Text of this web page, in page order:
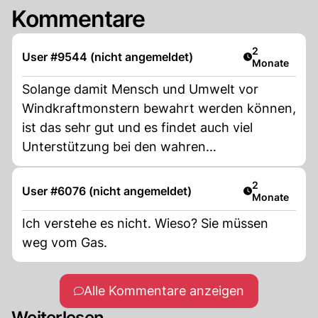
Kommentare
User #9544 (nicht angemeldet) Artikel
2
Monate
Solange damit Mensch und Umwelt vor
Windkraftmonstern bewahrt werden können,
ist das sehr gut und es findet auch viel
Unterstützung bei den wahren
Naturschützern.
User #6076 (nicht angemeldet) Artikel
2
Monate
Ich verstehe es nicht. Wieso? Sie müssen
weg vom Gas.
Alle Kommentare anzeigen